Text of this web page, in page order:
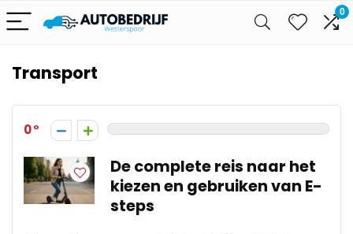
0
Transport
0
De complete reis naar het
kiezen en gebruiken van E-
steps